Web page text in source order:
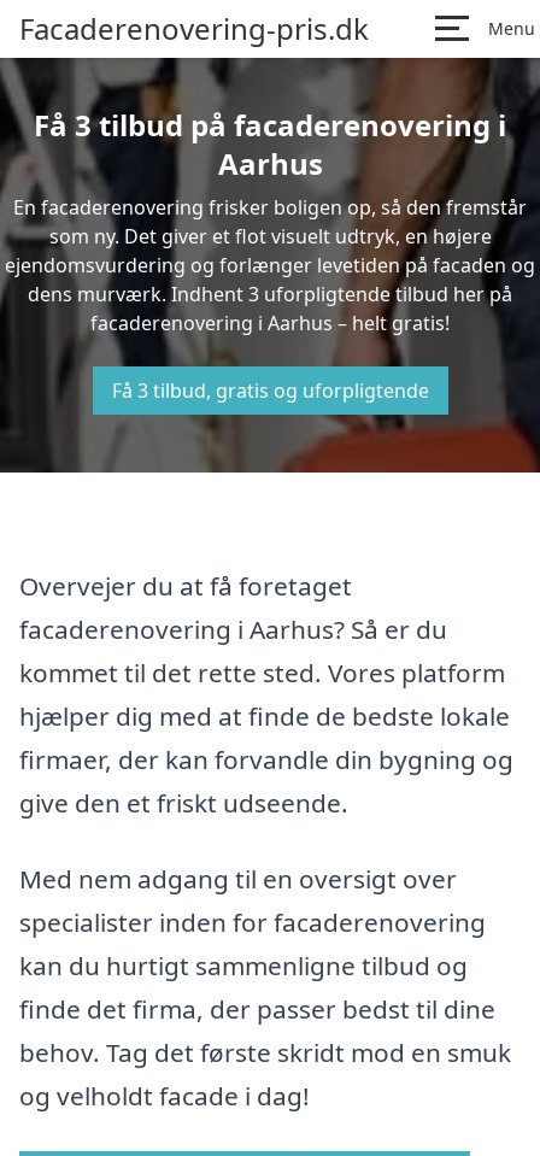
Facaderenovering-pris.dk Menu
Få 3 tilbud på facaderenovering i
Aarhus
En facaderenovering frisker boligen op, så den fremstår
som ny. Det giver et flot visuelt udtryk, en højere
ejendomsvurdering og forlænger levetiden på facaden og
dens murværk. Indhent 3 uforpligtende tilbud her på
facaderenovering i Aarhus – helt gratis!
Få 3 tilbud, gratis og uforpligtende
Overvejer du at få foretaget
facaderenovering i Aarhus? Så er du
kommet til det rette sted. Vores platform
hjælper dig med at finde de bedste lokale
firmaer, der kan forvandle din bygning og
give den et friskt udseende.
Med nem adgang til en oversigt over
specialister inden for facaderenovering
kan du hurtigt sammenligne tilbud og
finde det firma, der passer bedst til dine
behov. Tag det første skridt mod en smuk
og velholdt facade i dag!